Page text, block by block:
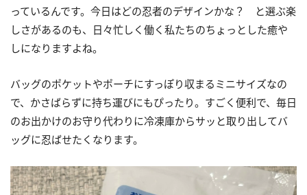
っているんです。今日はどの忍者のデザインかな？ と選ぶ楽
しさがあるのも、日々忙しく働く私たちのちょっとした癒や
しになりますよね。
バッグのポケットやポーチにすっぽり収まるミニサイズなの
で、かさばらずに持ち運びにもぴったり。すごく便利で、毎日
のお出かけのお守り代わりに冷凍庫からサッと取り出してバ
ッグに忍ばせたくなります。